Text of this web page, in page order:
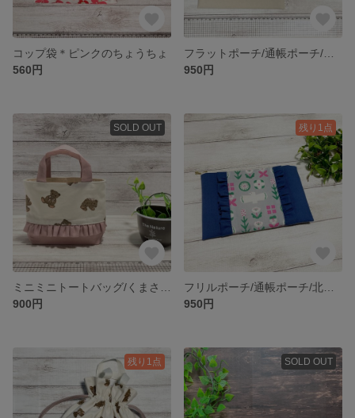
コップ袋＊ピンクのちょうちょ
560円
950円
SOLD OUT
900円
残り1点
950円
残り1点 SOLD OUT